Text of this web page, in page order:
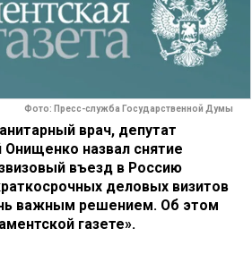
Фото: Пресс-служба Государственной Думы
врач, депутат
назвал снятие
въезд в Россию
деловых визитов
важным решением. Об этом
газете».